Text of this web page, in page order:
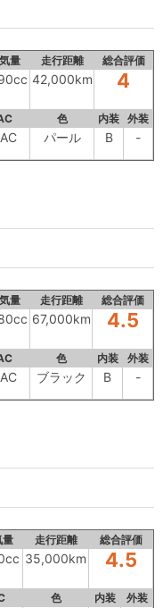
量 走行距離 総合評価
42,000km 4
色 内装 外装
パール B -
量 走行距離 総合評価
67,000km 4.5
色 内装 外装
ブラック B -
量 走行距離 総合評価
35,000km 4.5
色 内装 外装